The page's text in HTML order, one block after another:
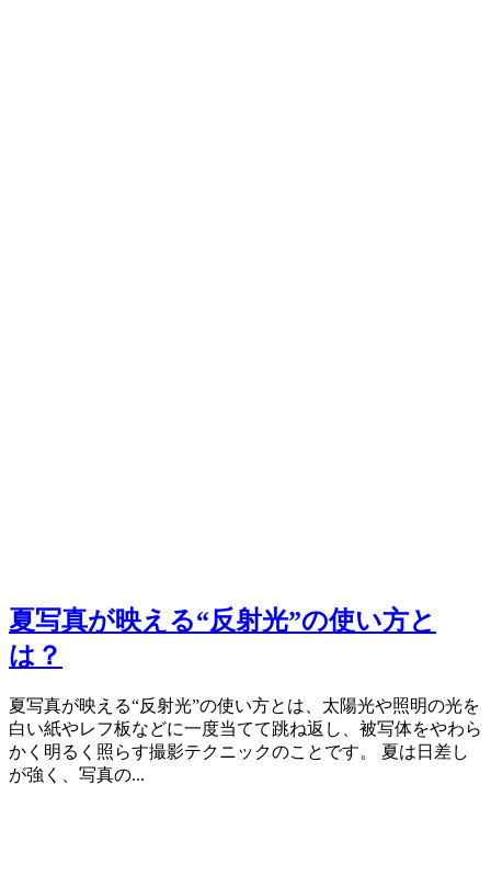
夏写真が映える“反射光”の使い方と
は？
夏写真が映える“反射光”の使い方とは、太陽光や照明の光を
白い紙やレフ板などに一度当てて跳ね返し、被写体をやわら
かく明るく照らす撮影テクニックのことです。 夏は日差し
が強く、写真の...